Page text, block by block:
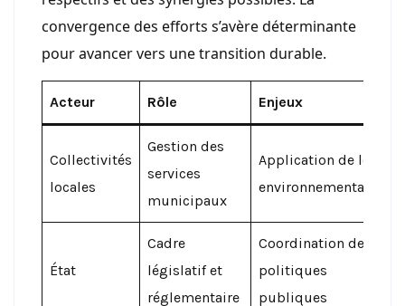
convergence des efforts s’avère déterminante
pour avancer vers une transition durable.
Acteur Rôle Enjeux
Collectivités
locales
Gestion des
services
municipaux
Application de lois
environnementales
État
Cadre
législatif et
réglementaire
Coordination des
politiques
publiques